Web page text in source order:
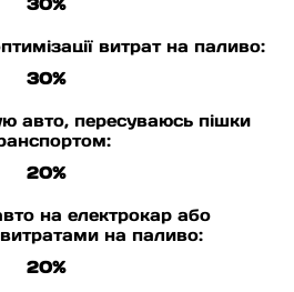
витрат на паливо:
30%
авто, пересуваюсь пішки
20%
на електрокар або
на паливо:
20%